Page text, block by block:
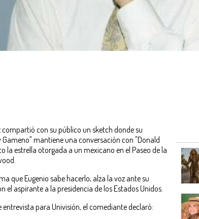
compartió con su público un sketch donde su
Gameno" mantiene una conversación con "Donald
la estrella otorgada a un mexicano en el Paseo de la
que Eugenio sabe hacerlo, alza la voz ante su
el aspirante a la presidencia de los Estados Unidos.
entrevista para Univisión, el comediante declaró: